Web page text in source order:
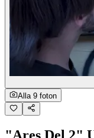
Alla 9 foton